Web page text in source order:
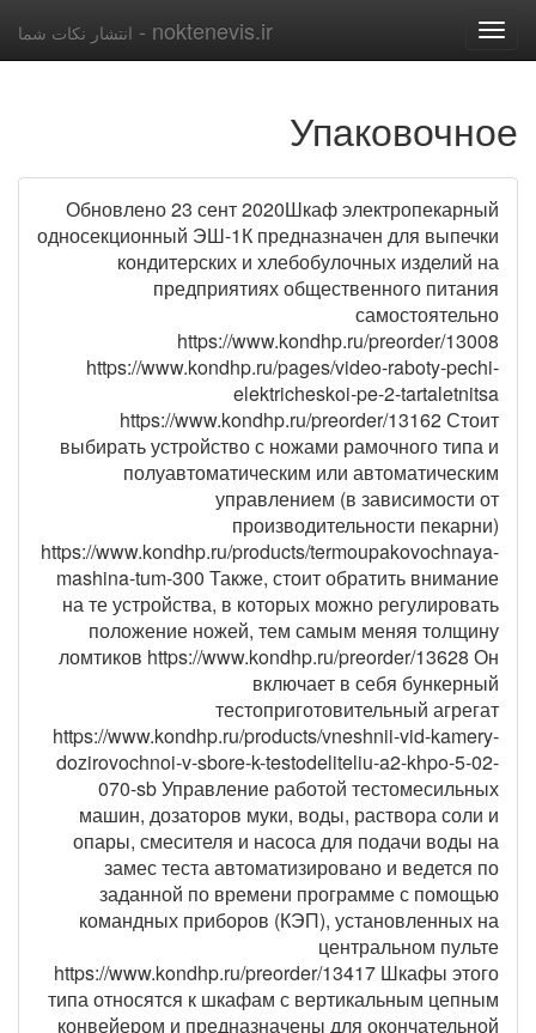
Toggle
navigation
noktenevis.ir - انتشار نکات شما
Упаковочное
Обновлено 23 сент 2020Шкаф электропекарный
односекционный ЭШ-1К предназначен для выпечки
кондитерских и хлебобулочных изделий на
предприятиях общественного питания
самостоятельно
https://www.kondhp.ru/preorder/13008
https://www.kondhp.ru/pages/video-raboty-pechi-
elektricheskoi-pe-2-tartaletnitsa
https://www.kondhp.ru/preorder/13162 Стоит
выбирать устройство с ножами рамочного типа и
полуавтоматическим или автоматическим
управлением (в зависимости от
производительности пекарни)
https://www.kondhp.ru/products/termoupakovochnaya-
mashina-tum-300 Также, стоит обратить внимание
на те устройства, в которых можно регулировать
положение ножей, тем самым меняя толщину
ломтиков https://www.kondhp.ru/preorder/13628 Он
включает в себя бункерный
тестоприготовительный агрегат
https://www.kondhp.ru/products/vneshnii-vid-kamery-
dozirovochnoi-v-sbore-k-testodeliteliu-a2-khpo-5-02-
070-sb Управление работой тестомесильных
машин, дозаторов муки, воды, раствора соли и
опары, смесителя и насоса для подачи воды на
замес теста автоматизировано и ведется по
заданной по времени программе с помощью
командных приборов (КЭП), установленных на
центральном пульте
https://www.kondhp.ru/preorder/13417 Шкафы этого
типа относятся к шкафам с вертикальным цепным
конвейером и предназначены для окончательной